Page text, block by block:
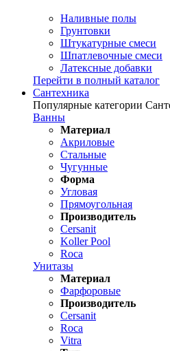
Наливные полы
Грунтовки
Штукатурные смеси
Шпатлевочные смеси
Латексные добавки
Перейти в полный каталог
Сантехника
Популярные категории
Ванны
Материал
Акриловые
Стальные
Чугунные
Форма
Угловая
Прямоугольная
Производитель
Cersanit
Koller Pool
Roca
Унитазы
Материал
Фарфоровые
Производитель
Cersanit
Roca
Vitra